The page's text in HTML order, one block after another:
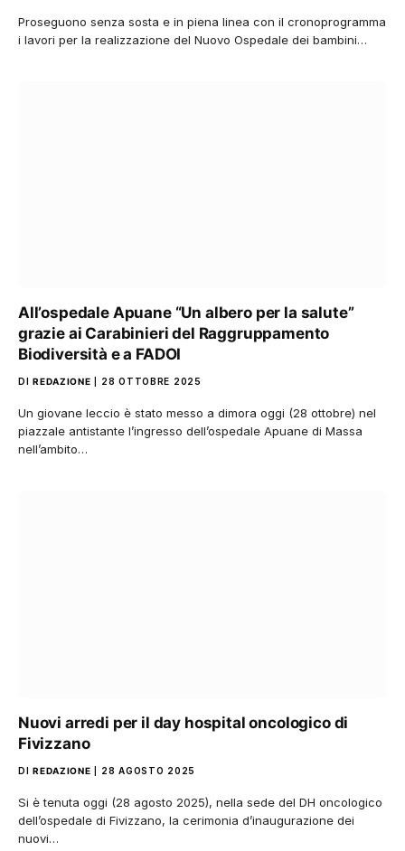
Proseguono senza sosta e in piena linea con il cronoprogramma
i lavori per la realizzazione del Nuovo Ospedale dei bambini…
All’ospedale Apuane “Un albero per la salute”
grazie ai Carabinieri del Raggruppamento
Biodiversità e a FADOI
DI REDAZIONE 28 OTTOBRE 2025
Un giovane leccio è stato messo a dimora oggi (28 ottobre) nel
piazzale antistante l’ingresso dell’ospedale Apuane di Massa
nell’ambito…
Nuovi arredi per il day hospital oncologico di
Fivizzano
DI REDAZIONE 28 AGOSTO 2025
Si è tenuta oggi (28 agosto 2025), nella sede del DH oncologico
dell’ospedale di Fivizzano, la cerimonia d’inaugurazione dei
nuovi…